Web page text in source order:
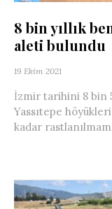
8 bin yıllık
aleti bulundu
19 Ekim 2021
İzmir tarihini 8 bin
Yassıtepe
kadar